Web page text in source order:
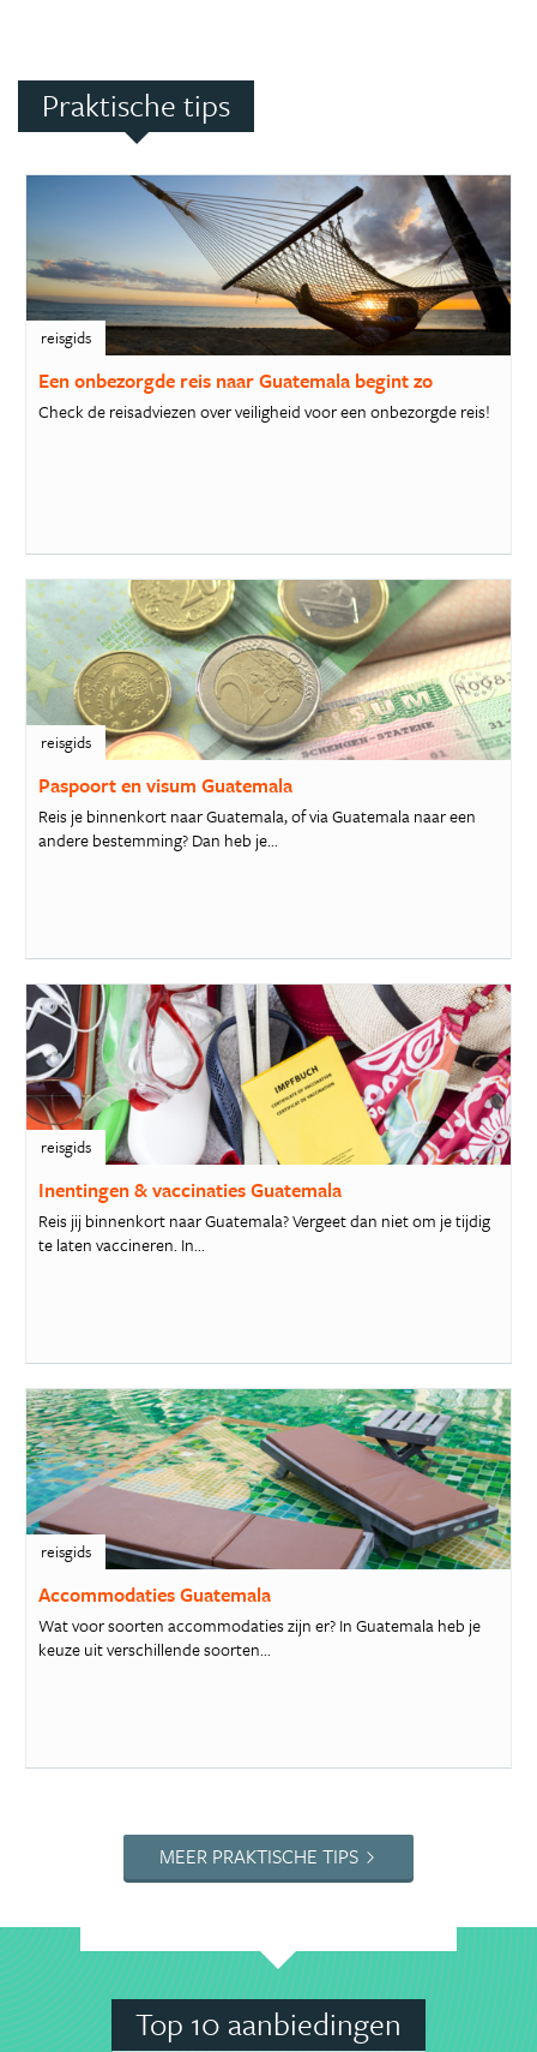
Praktische tips
reisgids
Een onbezorgde reis naar Guatemala begint zo
Check de reisadviezen over veiligheid voor een onbezorgde reis!
reisgids
Paspoort en visum Guatemala
Reis je binnenkort naar Guatemala, of via Guatemala naar een
andere bestemming? Dan heb je...
reisgids
Inentingen & vaccinaties Guatemala
Reis jij binnenkort naar Guatemala? Vergeet dan niet om je tijdig
te laten vaccineren. In...
reisgids
Accommodaties Guatemala
Wat voor soorten accommodaties zijn er? In Guatemala heb je
keuze uit verschillende soorten...
MEER PRAKTISCHE TIPS
Top 10 aanbiedingen